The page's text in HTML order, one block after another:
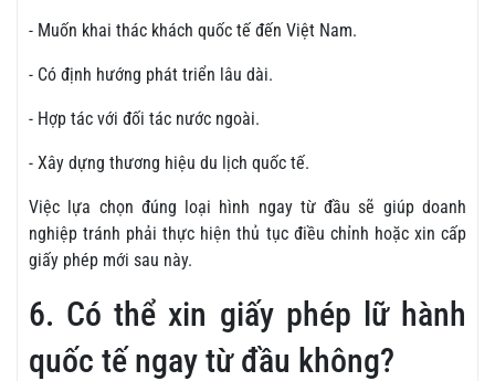
- Muốn khai thác khách quốc tế đến Việt Nam.
- Có định hướng phát triển lâu dài.
- Hợp tác với đối tác nước ngoài.
- Xây dựng thương hiệu du lịch quốc tế.
Việc lựa chọn đúng loại hình ngay từ đầu sẽ giúp doanh
nghiệp tránh phải thực hiện thủ tục điều chỉnh hoặc xin cấp
giấy phép mới sau này.
6. Có thể xin giấy phép lữ hành
quốc tế ngay từ đầu không?